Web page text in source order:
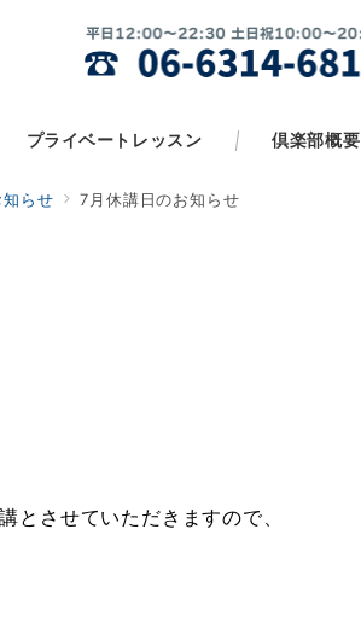
プライベートレッスン 倶楽部概要
知らせ 7月休講日のお知らせ
とさせていただきますので、